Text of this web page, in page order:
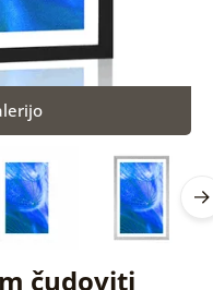
čudoviti